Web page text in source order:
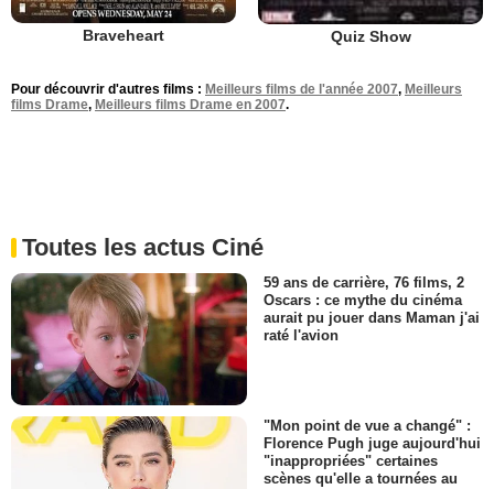
Braveheart Quiz Show
Pour découvrir d'autres films : Meilleurs films de l'année 2007, Meilleurs
films Drame, Meilleurs films Drame en 2007.
Toutes les actus Ciné
59 ans de carrière, 76 films, 2
Oscars : ce mythe du cinéma
aurait pu jouer dans Maman j'ai
raté l'avion
"Mon point de vue a changé" :
Florence Pugh juge aujourd'hui
"inappropriées" certaines
scènes qu'elle a tournées au